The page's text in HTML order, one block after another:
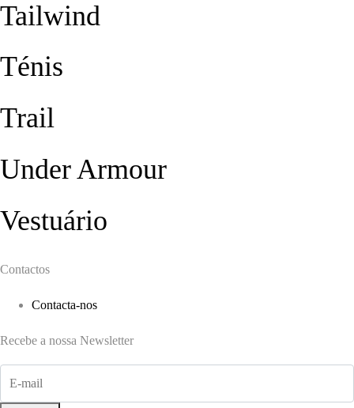
Tailwind
Ténis
Trail
Under Armour
Vestuário
Contactos
Contacta-nos
Recebe a nossa Newsletter